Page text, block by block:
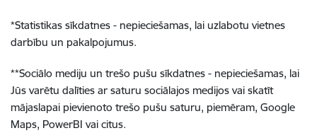
*Statistikas sīkdatnes - nepieciešamas, lai uzlabotu vietnes
darbību un pakalpojumus.
**Sociālo mediju un trešo pušu sīkdatnes - nepieciešamas, lai
Jūs varētu dalīties ar saturu sociālajos medijos vai skatīt
mājaslapai pievienoto trešo pušu saturu, piemēram, Google
Maps, PowerBI vai citus.